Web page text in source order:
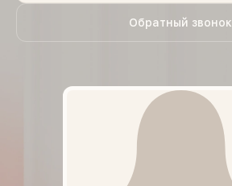
Обратный звонок